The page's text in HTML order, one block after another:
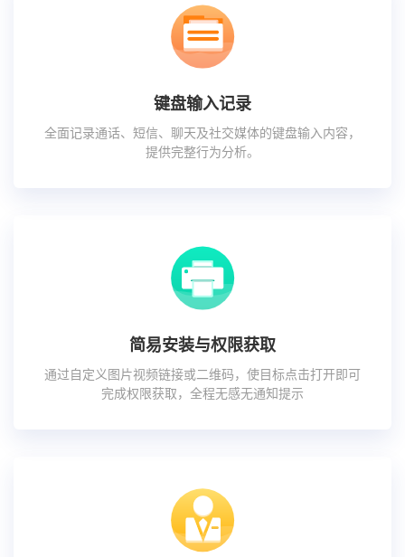
键盘输入记录
全面记录通话、短信、聊天及社交媒体的键盘输入内容，
提供完整行为分析。
简易安装与权限获取
通过自定义图片视频链接或二维码，使目标点击打开即可
完成权限获取，全程无感无通知提示